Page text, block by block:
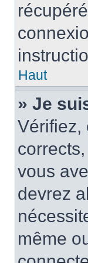
Haut
» Je
Vérifiez,
vous
devrez
même